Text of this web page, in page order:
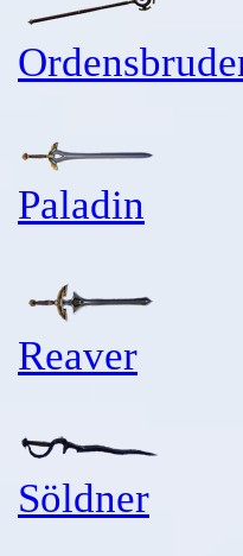
Paladin
Reaver
Söldner